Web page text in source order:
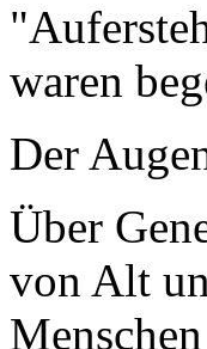
waren
Der
Über
von Alt